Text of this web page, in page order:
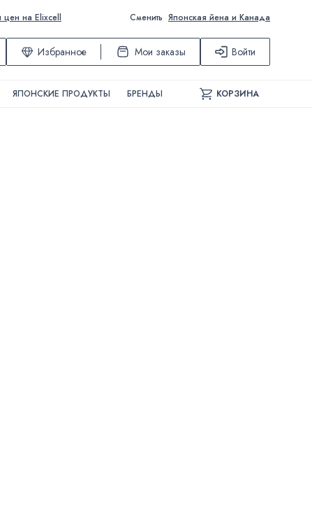
на Elixcell Сменить Японская йена и Канада
Избранное Мои заказы Войти
ЯПОНСКИЕ ПРОДУКТЫ БРЕНДЫ КОРЗИНА